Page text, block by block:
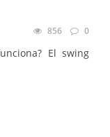
856 0
El swing